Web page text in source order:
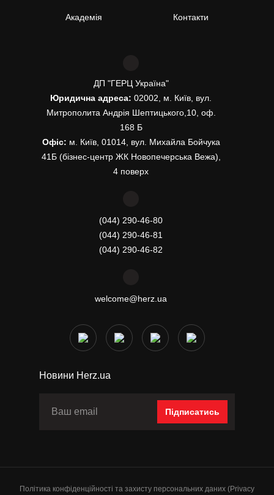
Академія Контакти
ДП "ГЕРЦ Україна"
Юридична адреса: 02002, м. Київ, вул.
Митрополита Андрія Шептицького,10, оф.
168 Б
Офіс: м. Київ, 01014, вул. Михайла Бойчука
41Б (бізнес-центр ЖК Новопечерська Вежа),
4 поверх
(044) 290-46-80
(044) 290-46-81
(044) 290-46-82
welcome@herz.ua
Новини Herz.ua
Підписатись
Політика конфіденційності та захисту персональних даних (Privacy